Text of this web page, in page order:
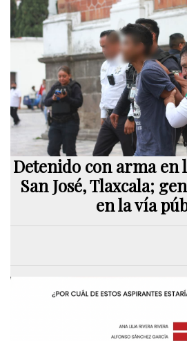
Detenido con arma en
San José, Tlaxcala;
en la vía